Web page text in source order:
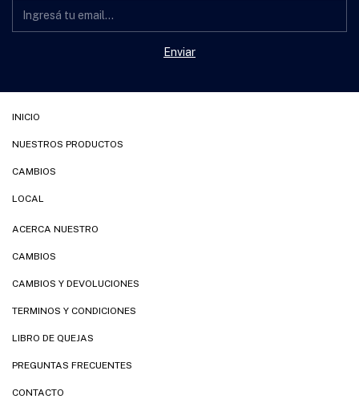
INICIO
NUESTROS PRODUCTOS
CAMBIOS
LOCAL
ACERCA NUESTRO
CAMBIOS
CAMBIOS Y DEVOLUCIONES
TERMINOS Y CONDICIONES
LIBRO DE QUEJAS
PREGUNTAS FRECUENTES
CONTACTO